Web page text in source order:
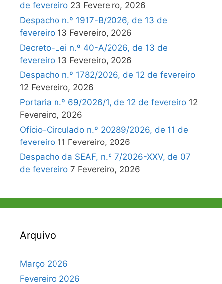
de fevereiro 23 Fevereiro, 2026
Despacho n.º 1917-B/2026, de 13 de
fevereiro 13 Fevereiro, 2026
Decreto-Lei n.º 40-A/2026, de 13 de
fevereiro 13 Fevereiro, 2026
Despacho n.º 1782/2026, de 12 de fevereiro
12 Fevereiro, 2026
Portaria n.º 69/2026/1, de 12 de fevereiro 12
Fevereiro, 2026
Ofício-Circulado n.º 20289/2026, de 11 de
fevereiro 11 Fevereiro, 2026
Despacho da SEAF, n.º 7/2026-XXV, de 07
de fevereiro 7 Fevereiro, 2026
Arquivo
Março 2026
Fevereiro 2026